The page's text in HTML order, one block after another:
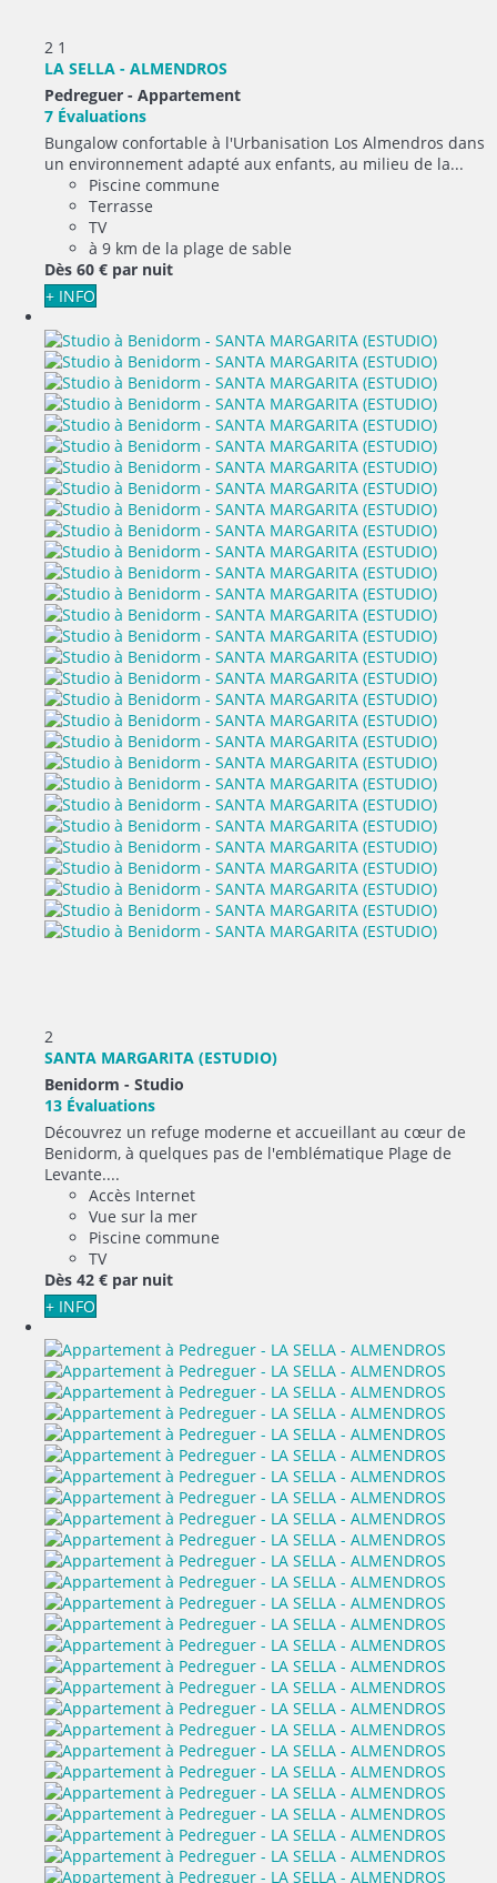
2 1
LA SELLA - ALMENDROS
Pedreguer - Appartement
7 Évaluations
Bungalow confortable à l'Urbanisation Los Almendros dans
un environnement adapté aux enfants, au milieu de la...
Piscine commune
Terrasse
TV
à 9 km de la plage de sable
Dès 60 € par nuit
+ INFO
2
SANTA MARGARITA (ESTUDIO)
Benidorm - Studio
13 Évaluations
Découvrez un refuge moderne et accueillant au cœur de
Benidorm, à quelques pas de l'emblématique Plage de
Levante....
Accès Internet
Vue sur la mer
Piscine commune
TV
Dès 42 € par nuit
+ INFO